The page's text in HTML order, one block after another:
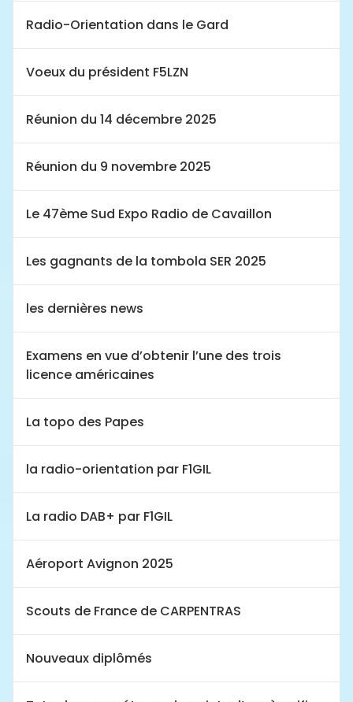
Radio-Orientation dans le Gard
Voeux du président F5LZN
Réunion du 14 décembre 2025
Réunion du 9 novembre 2025
Le 47ème Sud Expo Radio de Cavaillon
Les gagnants de la tombola SER 2025
les dernières news
Examens en vue d’obtenir l’une des trois
licence américaines
La topo des Papes
la radio-orientation par F1GIL
La radio DAB+ par F1GIL
Aéroport Avignon 2025
Scouts de France de CARPENTRAS
Nouveaux diplômés